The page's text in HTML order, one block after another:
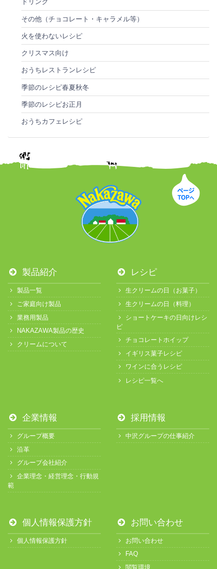
ドリンク
その他（チョコレート・キャラメル等）
火を使わないレシピ
クリスマス向け
おうちレストランレシピ
季節のレシピ春夏秋冬
季節のレシピお正月
おうちカフェレシピ
製品紹介
製品一覧
ご家庭向け製品
業務用製品
NAKAZAWA製品の歴史
クリームについて
レシピ
生クリームの日（お菓子）
生クリームの日（料理）
ショートケーキの日向けレシ
ピ
チョコレートホイップ
イギリス菓子レシピ
ワインに合うレシピ
レシピ一覧へ
企業情報
グループ概要
沿革
グループ会社紹介
企業理念・経営理念・行動規
範
採用情報
中沢グループの仕事紹介
個人情報保護方針
個人情報保護方針
お問い合わせ
お問い合わせ
FAQ
閲覧環境